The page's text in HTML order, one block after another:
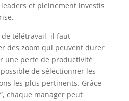
et pleinement investis
télétravail, il faut
des zoom qui peuvent durer
une perte de productivité
de sélectionner les
les plus pertinents. Grâce
chaque manager peut